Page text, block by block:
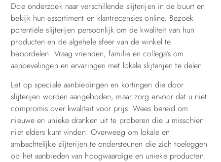
Doe onderzoek naar verschillende slijterijen in de buurt en
bekijk hun assortiment en klantrecensies online. Bezoek
potentiële slijterijen persoonlijk om de kwaliteit van hun
producten en de algehele sfeer van de winkel te
beoordelen. Vraag vrienden, familie en collega’s om
aanbevelingen en ervaringen met lokale slijterijen te delen.
Let op speciale aanbiedingen en kortingen die door
slijterijen worden aangeboden, maar zorg ervoor dat u niet
compromis over kwaliteit voor prijs. Wees bereid om
nieuwe en unieke dranken uit te proberen die u misschien
niet elders kunt vinden. Overweeg om lokale en
ambachtelijke slijterijen te ondersteunen die zich toeleggen
op het aanbieden van hoogwaardige en unieke producten.